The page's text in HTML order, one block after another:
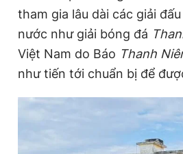
tham gia lâu dài các giải
nước như giải bóng đá
Việt Nam do Báo Thanh
như tiến tới chuẩn bị để